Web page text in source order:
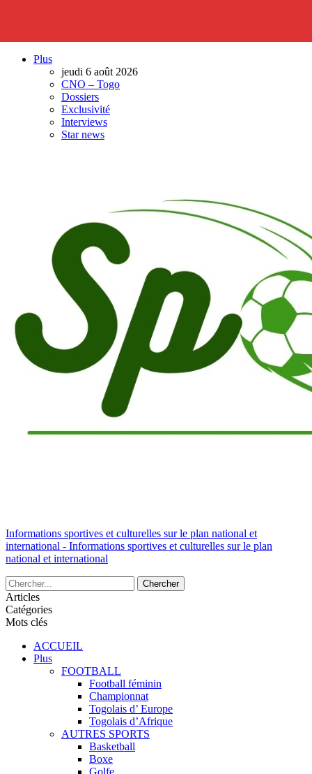
Plus
jeudi 6 août 2026
CNO – Togo
Dossiers
Exclusivité
Interviews
Star news
Informations sportives et culturelles sur le plan national et
international - Informations sportives et culturelles sur le plan
national et international
Articles
Catégories
Mots clés
ACCUEIL
Plus
FOOTBALL
Football féminin
Championnat
Togolais d’ Europe
Togolais d’Afrique
AUTRES SPORTS
Basketball
Boxe
Golfe